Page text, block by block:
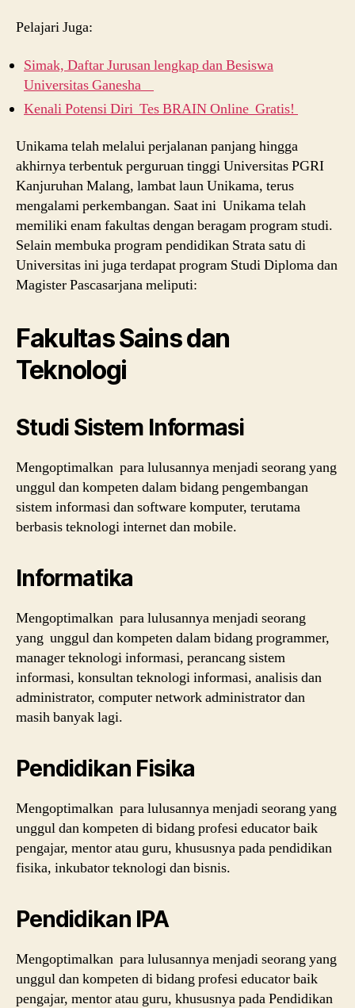
Pelajari Juga:
Simak, Daftar Jurusan lengkap dan Besiswa
Universitas Ganesha
Kenali Potensi Diri Tes BRAIN Online Gratis!
Unikama telah melalui perjalanan panjang hingga
akhirnya terbentuk perguruan tinggi Universitas PGRI
Kanjuruhan Malang, lambat laun Unikama, terus
mengalami perkembangan. Saat ini Unikama telah
memiliki enam fakultas dengan beragam program studi.
Selain membuka program pendidikan Strata satu di
Universitas ini juga terdapat program Studi Diploma dan
Magister Pascasarjana meliputi:
Fakultas Sains dan
Teknologi
Studi Sistem Informasi
Mengoptimalkan para lulusannya menjadi seorang yang
unggul dan kompeten dalam bidang pengembangan
sistem informasi dan software komputer, terutama
berbasis teknologi internet dan mobile.
Informatika
Mengoptimalkan para lulusannya menjadi seorang
yang unggul dan kompeten dalam bidang programmer,
manager teknologi informasi, perancang sistem
informasi, konsultan teknologi informasi, analisis dan
administrator, computer network administrator dan
masih banyak lagi.
Pendidikan Fisika
Mengoptimalkan para lulusannya menjadi seorang yang
unggul dan kompeten di bidang profesi educator baik
pengajar, mentor atau guru, khususnya pada pendidikan
fisika, inkubator teknologi dan bisnis.
Pendidikan IPA
Mengoptimalkan para lulusannya menjadi seorang yang
unggul dan kompeten di bidang profesi educator baik
pengajar, mentor atau guru, khususnya pada Pendidikan